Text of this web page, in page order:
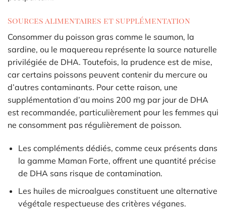
Sources alimentaires et supplémentation
Consommer du poisson gras comme le saumon, la
sardine, ou le maquereau représente la source naturelle
privilégiée de DHA. Toutefois, la prudence est de mise,
car certains poissons peuvent contenir du mercure ou
d’autres contaminants. Pour cette raison, une
supplémentation d’au moins 200 mg par jour de DHA
est recommandée, particulièrement pour les femmes qui
ne consomment pas régulièrement de poisson.
Les compléments dédiés, comme ceux présents dans
la gamme Maman Forte, offrent une quantité précise
de DHA sans risque de contamination.
Les huiles de microalgues constituent une alternative
végétale respectueuse des critères véganes.